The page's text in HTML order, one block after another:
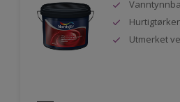
Utmerket